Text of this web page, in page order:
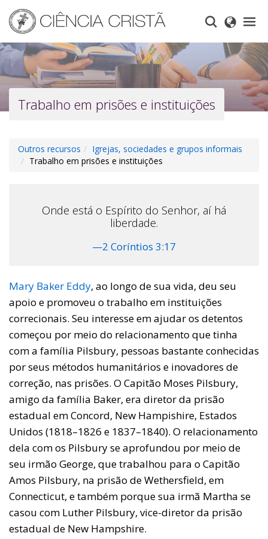
main
content
Trabalho em prisões e instituições
Outros recursos
Igrejas, sociedades e grupos informais
Trabalho em prisões e instituições
Onde está o Espírito do Senhor, aí há
liberdade.
—2 Coríntios 3:17
Mary Baker Eddy, ao longo de sua vida, deu seu
apoio e promoveu o trabalho em instituições
correcionais. Seu interesse em ajudar os detentos
começou por meio do relacionamento que tinha
com a família Pilsbury, pessoas bastante conhecidas
por seus métodos humanitários e inovadores de
correção, nas prisões. O Capitão Moses Pilsbury,
amigo da família Baker, era diretor da prisão
estadual em Concord, New Hampishire, Estados
Unidos (1818–1826 e 1837–1840). O relacionamento
dela com os Pilsbury se aprofundou por meio de
seu irmão George, que trabalhou para o Capitão
Amos Pilsbury, na prisão de Wethersfield, em
Connecticut, e também porque sua irmã Martha se
casou com Luther Pilsbury, vice-diretor da prisão
estadual de New Hampshire.